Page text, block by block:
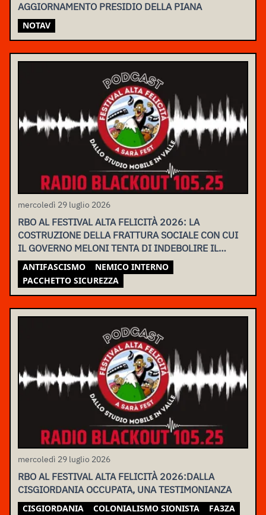
AGGIORNAMENTO PRESIDIO DELLA PIANA
NOTAV
mercoledì 29 luglio 2026
RBO AL FESTIVAL ALTA FELICITÀ 2026: LA
COSTRUZIONE DELLA FRATTURA SOCIALE CON CUI
IL GOVERNO MELONI TENTA DI INDEBOLIRE IL
MOVIMENTO
ANTIFASCISMO
NEMICO INTERNO
PACCHETTO SICUREZZA
mercoledì 29 luglio 2026
RBO AL FESTIVAL ALTA FELICITÀ 2026:DALLA
CISGIORDANIA OCCUPATA, UNA TESTIMONIANZA
CISGIORDANIA COLONIALISMO SIONISTA FA3ZA